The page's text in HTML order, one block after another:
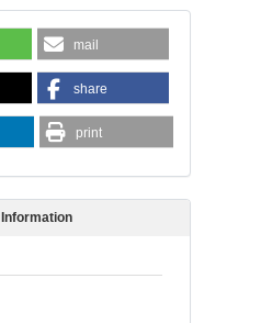
mail
share
print
Information